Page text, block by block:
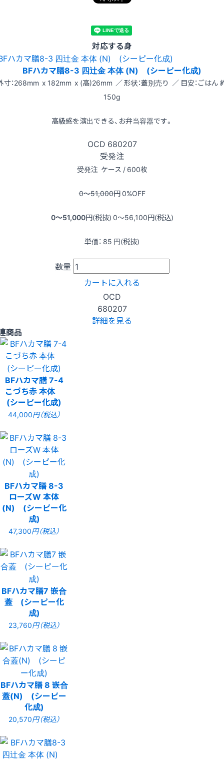
対応する身
BFハカマ膳8-3 四辻金 本体 (N) (シーピー化成)
寸：268mm x 182mm x (高)26mm ／ 形状：蓋別売り ／ 目安：ごはん
150g
高級感を演出できる、お弁当容器です。
OCD 680207
受発注
受発注 ケース / 600枚
0〜51,000円0%OFF
0〜51,000円(税抜) 0〜56,100円(税込)
単価： 85 円(税抜)
数量
カートに入れる
OCD
680207
詳細を見る
商品
BFハカマ膳 7-4
こづち赤 本体
(シーピー化成)
44,000円（税込）
BFハカマ膳 8-3
ローズW 本体
(N) (シーピー化
成)
47,300円（税込）
BFハカマ膳7 嵌合
蓋 (シーピー化
成)
23,760円（税込）
BFハカマ膳 8 嵌合
蓋(N) (シーピー
化成)
20,570円（税込）